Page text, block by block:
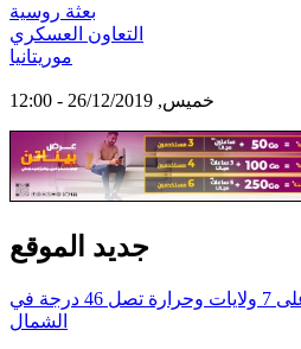
بعثة روسية
التعاون العسكري
موريتانيا
خميس, 26/12/2019 - 12:00
جديد الموقع
الأرصاد: أمطار محتملة على 7 ولايات وحرارة تصل 46 درجة في
الشمال